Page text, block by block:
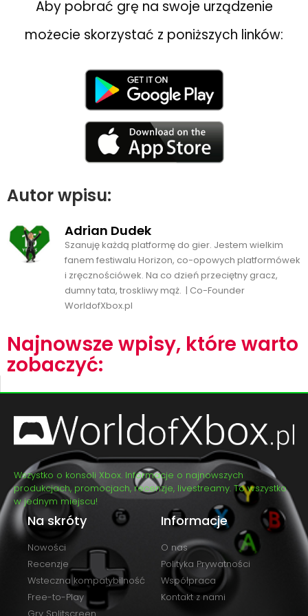
Aby pobrać grę na swoje urządzenie
możecie skorzystać z poniższych linków:
Autor wpisu:
Adrian Dudek
Szanuję każdą platformę do gier. Jestem wielkim
fanem festiwalu Horizon, co-opowych platformówek
i zręcznościówek. Na co dzień przeciętny gracz,
dumny tata, troskliwy mąż. | Co-Founder
WorldofXbox.pl
Najnowsze wpisy, które warto
zobaczyć:
Wszystko o konsoli Xbox. Informacje o najnowszych
produkcjach, promocjach, recenzje, livestreamy. To wszystko
w jednym miejscu!
Na skróty
Nowości
Recenzje
Wsteczna kompatybilność
Free-to-Play
Informacje
O nas
Polityka Prywatności
Współpraca
Kontakt z nami